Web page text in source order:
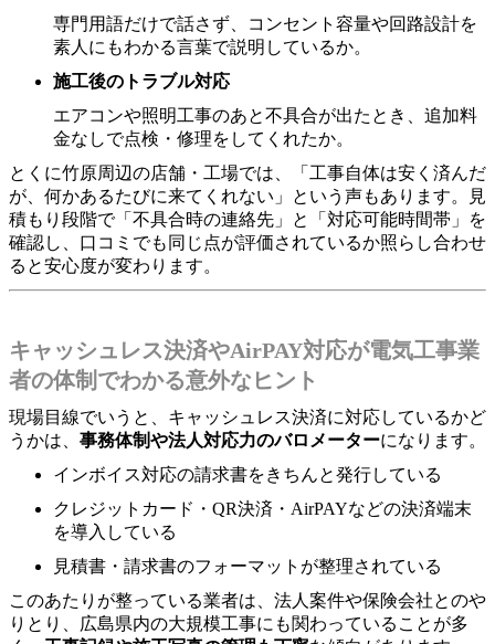
専門用語だけで話さず、コンセント容量や回路設計を
素人にもわかる言葉で説明しているか。
施工後のトラブル対応
エアコンや照明工事のあと不具合が出たとき、追加料
金なしで点検・修理をしてくれたか。
とくに竹原周辺の店舗・工場では、「工事自体は安く済んだ
が、何かあるたびに来てくれない」という声もあります。見
積もり段階で「不具合時の連絡先」と「対応可能時間帯」を
確認し、口コミでも同じ点が評価されているか照らし合わせ
ると安心度が変わります。
キャッシュレス決済やAirPAY対応が電気工事業
者の体制でわかる意外なヒント
現場目線でいうと、キャッシュレス決済に対応しているかど
うかは、 事務体制や法人対応力のバロメーターになります。
インボイス対応の請求書をきちんと発行している
クレジットカード・QR決済・AirPAYなどの決済端末
を導入している
見積書・請求書のフォーマットが整理されている
このあたりが整っている業者は、法人案件や保険会社とのや
りとり、広島県内の大規模工事にも関わっていることが多